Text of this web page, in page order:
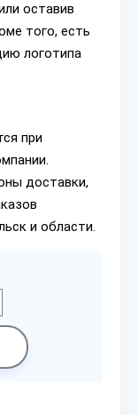
оставив
того, есть
логотипа
при
доставки,
и области.